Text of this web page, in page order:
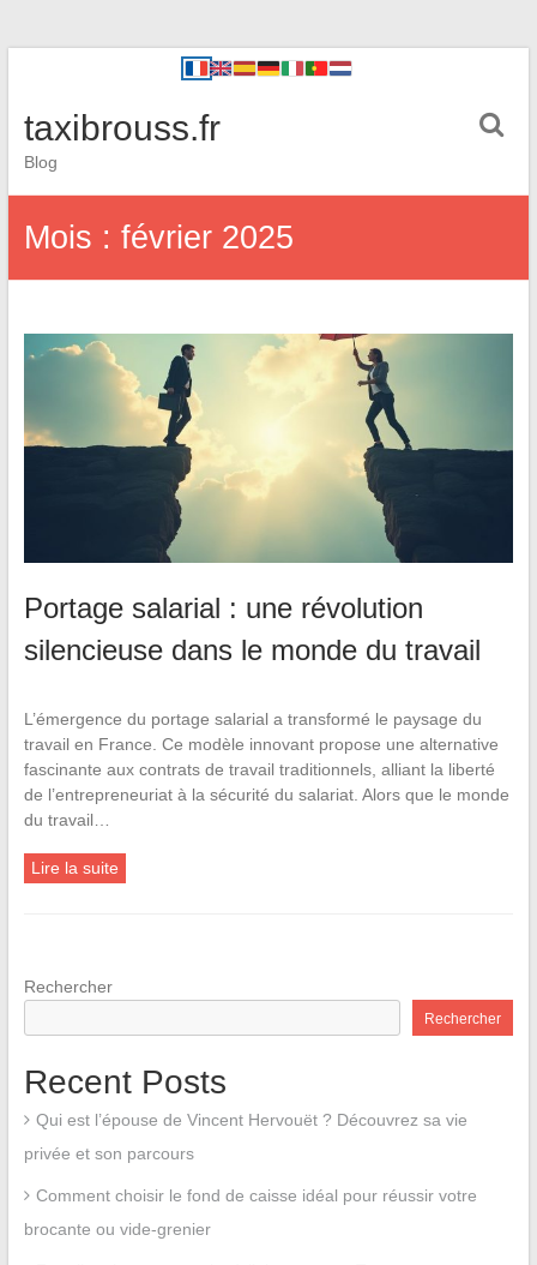
taxibrouss.fr
Blog
Mois : février 2025
Portage salarial : une révolution
silencieuse dans le monde du travail
L’émergence du portage salarial a transformé le paysage du
travail en France. Ce modèle innovant propose une alternative
fascinante aux contrats de travail traditionnels, alliant la liberté
de l’entrepreneuriat à la sécurité du salariat. Alors que le monde
du travail…
Lire la suite
Rechercher
Rechercher
Recent Posts
Qui est l’épouse de Vincent Hervouët ? Découvrez sa vie
privée et son parcours
Comment choisir le fond de caisse idéal pour réussir votre
brocante ou vide-grenier